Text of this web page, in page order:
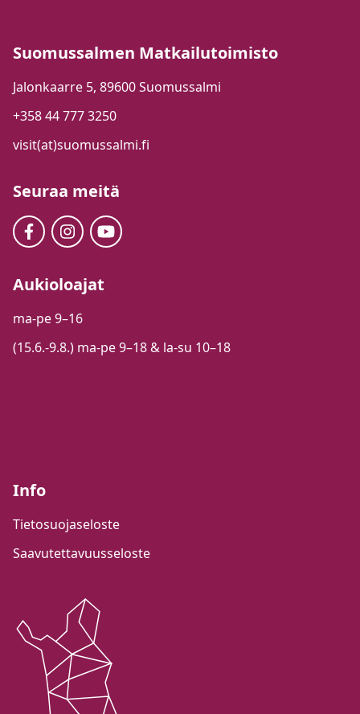
Suomussalmen Matkailutoimisto
Jalonkaarre 5, 89600 Suomussalmi
+358 44 777 3250
visit(at)suomussalmi.fi
Seuraa meitä
Aukioloajat
ma-pe 9–16
(15.6.-9.8.) ma-pe 9–18 & la-su 10–18
Info
Tietosuojaseloste
Saavutettavuusseloste